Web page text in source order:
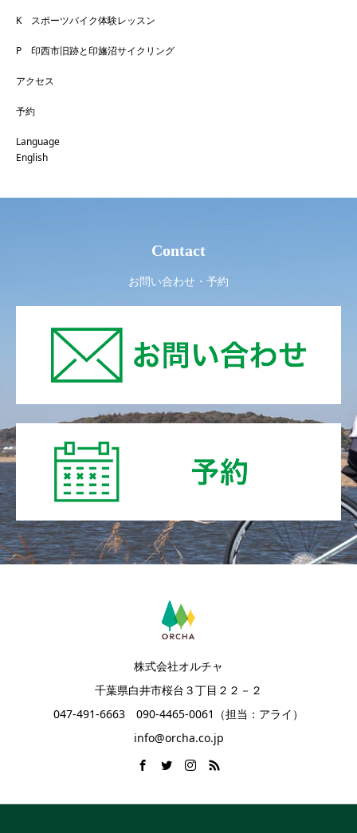
K スポーツバイク体験レッスン
P 印西市旧跡と印旛沼サイクリング
アクセス
予約
Language
English
Contact
お問い合わせ・予約
株式会社オルチャ
千葉県白井市桜台３丁目２２－２
047-491-6663 090-4465-0061（担当：アライ）
info@orcha.co.jp